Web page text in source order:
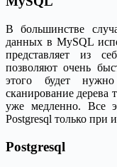
В большинстве
данных в MySQL
представляет из
позволяют очень
этого будет
сканирование дерева
уже медленно. Все
Postgresql только при
Postgresql